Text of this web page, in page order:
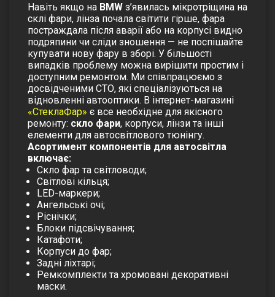
Навіть якщо на BMW з’явилась мікротріщина на
склі фари, лінза почала світити гірше, фара
постраждала після аварії або на корпусі видно
подряпини чи сліди зношення — не поспішайте
купувати нову фару в зборі. У більшості
випадків проблему можна вирішити простим і
доступним ремонтом. Ми співпрацюємо з
досвідченими СТО, які спеціалізуються на
відновленні автооптики. В інтернет-магазині
«СтеклаФар» є все необхідне для якісного
ремонту: скло фари, корпуси, лінзи та інші
елементи для автосвітлового тюнінгу.
Асортимент компонентів для автосвітла
включає:
Скло фар та світловоди;
Світлові кільця;
LED-маркери;
Ангельські очі;
Ріснічки;
Блоки підсвічування;
Катафоти;
Корпуси до фар;
Задні ліхтарі;
Ремкомплекти та хромовані декоративні
маски.